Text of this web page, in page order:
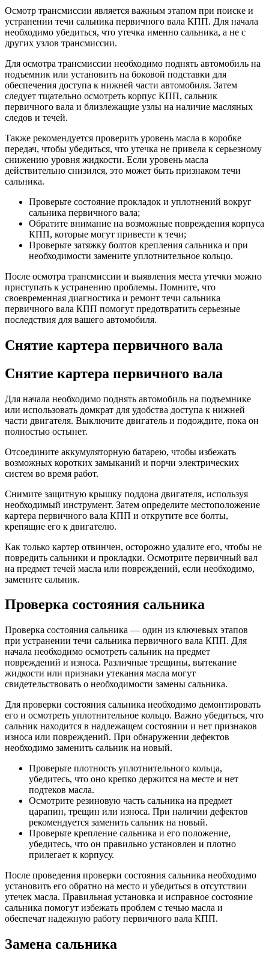
Осмотр трансмиссии является важным этапом при поиске и
устранении течи сальника первичного вала КПП. Для начала
необходимо убедиться, что утечка именно сальника, а не с
других узлов трансмиссии.
Для осмотра трансмиссии необходимо поднять автомобиль на
подъемник или установить на боковой подставки для
обеспечения доступа к нижней части автомобиля. Затем
следует тщательно осмотреть корпус КПП, сальник
первичного вала и близлежащие узлы на наличие масляных
следов и течей.
Также рекомендуется проверить уровень масла в коробке
передач, чтобы убедиться, что утечка не привела к серьезному
снижению уровня жидкости. Если уровень масла
действительно снизился, это может быть признаком течи
сальника.
Проверьте состояние прокладок и уплотнений вокруг
сальника первичного вала;
Обратите внимание на возможные повреждения корпуса
КПП, которые могут привести к течи;
Проверьте затяжку болтов крепления сальника и при
необходимости замените уплотнительное кольцо.
После осмотра трансмиссии и выявления места утечки можно
приступать к устранению проблемы. Помните, что
своевременная диагностика и ремонт течи сальника
первичного вала КПП помогут предотвратить серьезные
последствия для вашего автомобиля.
Снятие картера первичного вала
Снятие картера первичного вала
Для начала необходимо поднять автомобиль на подъемнике
или использовать домкрат для удобства доступа к нижней
части двигателя. Выключите двигатель и подождите, пока он
полностью остынет.
Отсоедините аккумуляторную батарею, чтобы избежать
возможных коротких замыканий и порчи электрических
систем во время работ.
Снимите защитную крышку поддона двигателя, используя
необходимый инструмент. Затем определите местоположение
картера первичного вала КПП и открутите все болты,
крепящие его к двигателю.
Как только картер отвинчен, осторожно удалите его, чтобы не
повредить сальники и прокладки. Осмотрите первичный вал
на предмет течей масла или повреждений, если необходимо,
замените сальник.
Проверка состояния сальника
Проверка состояния сальника — один из ключевых этапов
при устранении течи сальника первичного вала КПП. Для
начала необходимо осмотреть сальник на предмет
повреждений и износа. Различные трещины, вытекание
жидкости или признаки утекания масла могут
свидетельствовать о необходимости замены сальника.
Для проверки состояния сальника необходимо демонтировать
его и осмотреть уплотнительное кольцо. Важно убедиться, что
сальник находится в надлежащем состоянии и нет признаков
износа или повреждений. При обнаружении дефектов
необходимо заменить сальник на новый.
Проверьте плотность уплотнительного кольца,
убедитесь, что оно крепко держится на месте и нет
подтеков масла.
Осмотрите резиновую часть сальника на предмет
царапин, трещин или износа. При наличии дефектов
рекомендуется заменить сальник на новый.
Проверьте крепление сальника и его положение,
убедитесь, что он правильно установлен и плотно
прилегает к корпусу.
После проведения проверки состояния сальника необходимо
установить его обратно на место и убедиться в отсутствии
утечек масла. Правильная установка и исправное состояние
сальника помогут избежать проблем с течью масла и
обеспечат надежную работу первичного вала КПП.
Замена сальника